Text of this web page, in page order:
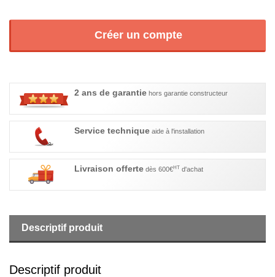
Créer un compte
2 ans de garantie hors garantie constructeur
Service technique aide à l'installation
Livraison offerte dès 600€HT d'achat
Descriptif produit
Descriptif produit